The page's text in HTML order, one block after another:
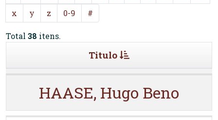
x
y z 0-9 #
Total 38 itens.
Titulo
HAASE, Hugo Beno